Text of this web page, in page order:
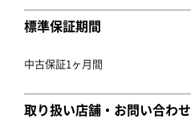
標準保証期間
中古保証1ヶ月間
取り扱い店舗・お問い合わせ